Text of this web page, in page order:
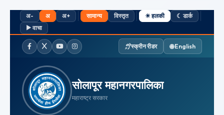
अ- अ अ+ सामान्य विस्तृत ☀ हलकी
☾ डार्क
▶ वाचा
फेसबुकट्विटर / X
यूट्यूबइंस्टाग्राम स्क्रीन रीडर 🌐 English
सोलापूर महानगरपालिका
महाराष्ट्र सरकार